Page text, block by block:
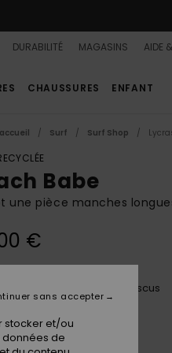
DURABILITÉ MAGASINS AIDE
CHAUSSURES ENFANT
Surf Surf Shop
Babe
une pièce manches
€
Cloud Dancer Hazey Hibiscus
stocker et/ou
de
sans accepter